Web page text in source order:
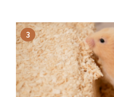
理由はさま...